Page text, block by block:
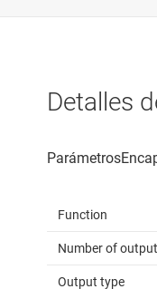
Detalles
Function
Number of
Output type